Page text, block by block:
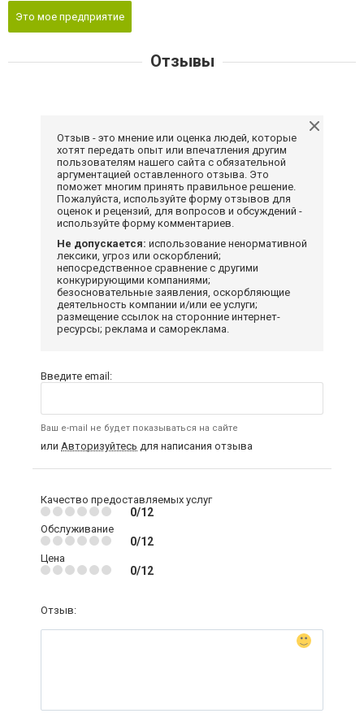
Это мое предприятие
Отзывы
Отзыв - это мнение или оценка людей, которые
хотят передать опыт или впечатления другим
пользователям нашего сайта с обязательной
аргументацией оставленного отзыва. Это
поможет многим принять правильное решение.
Пожалуйста, используйте форму отзывов для
оценок и рецензий, для вопросов и обсуждений -
используйте форму комментариев.
Не допускается: использование ненормативной
лексики, угроз или оскорблений;
непосредственное сравнение с другими
конкурирующими компаниями;
безосновательные заявления, оскорбляющие
деятельность компании и/или ее услуги;
размещение ссылок на сторонние интернет-
ресурсы; реклама и самореклама.
Введите email:
Ваш e-mail не будет показываться на сайте
или Авторизуйтесь для написания отзыва
Качество предоставляемых услуг
0/12
Обслуживание
0/12
Цена
0/12
Отзыв: